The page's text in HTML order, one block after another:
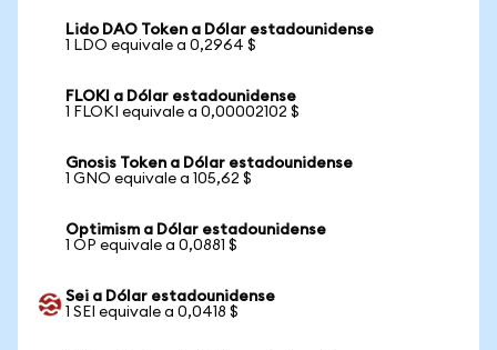
Lido DAO Token a Dólar estadounidense
1 LDO equivale a 0,2964 $
FLOKI a Dólar estadounidense
1 FLOKI equivale a 0,00002102 $
Gnosis Token a Dólar estadounidense
1 GNO equivale a 105,62 $
Optimism a Dólar estadounidense
1 OP equivale a 0,0881 $
Sei a Dólar estadounidense
1 SEI equivale a 0,0418 $